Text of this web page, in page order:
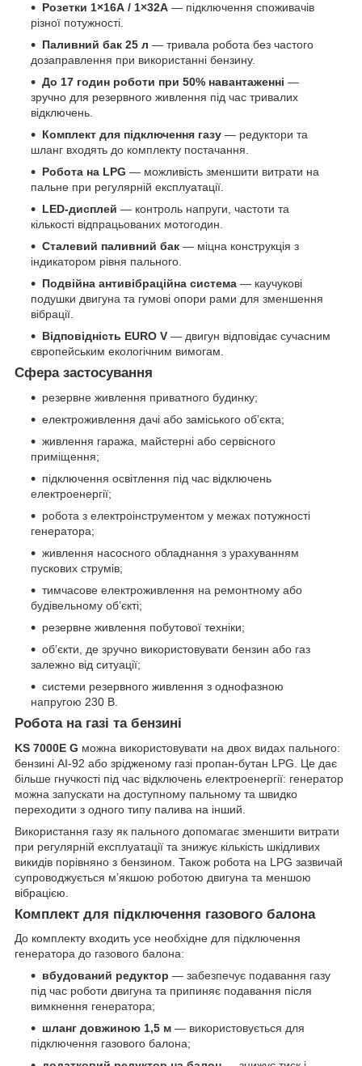
Розетки 1×16А / 1×32А — підключення споживачів
різної потужності.
Паливний бак 25 л — тривала робота без частого
дозаправлення при використанні бензину.
До 17 годин роботи при 50% навантаженні —
зручно для резервного живлення під час тривалих
відключень.
Комплект для підключення газу — редуктори та
шланг входять до комплекту постачання.
Робота на LPG — можливість зменшити витрати на
пальне при регулярній експлуатації.
LED-дисплей — контроль напруги, частоти та
кількості відпрацьованих мотогодин.
Сталевий паливний бак — міцна конструкція з
індикатором рівня пального.
Подвійна антивібраційна система — каучукові
подушки двигуна та гумові опори рами для зменшення
вібрації.
Відповідність EURO V — двигун відповідає сучасним
європейським екологічним вимогам.
Сфера застосування
резервне живлення приватного будинку;
електроживлення дачі або заміського об’єкта;
живлення гаража, майстерні або сервісного
приміщення;
підключення освітлення під час відключень
електроенергії;
робота з електроінструментом у межах потужності
генератора;
живлення насосного обладнання з урахуванням
пускових струмів;
тимчасове електроживлення на ремонтному або
будівельному об’єкті;
резервне живлення побутової техніки;
об’єкти, де зручно використовувати бензин або газ
залежно від ситуації;
системи резервного живлення з однофазною
напругою 230 В.
Робота на газі та бензині
KS 7000E G можна використовувати на двох видах пального:
бензині АІ-92 або зрідженому газі пропан-бутан LPG. Це дає
більше гнучкості під час відключень електроенергії: генератор
можна запускати на доступному пальному та швидко
переходити з одного типу палива на інший.
Використання газу як пального допомагає зменшити витрати
при регулярній експлуатації та знижує кількість шкідливих
викидів порівняно з бензином. Також робота на LPG зазвичай
супроводжується м’якшою роботою двигуна та меншою
вібрацією.
Комплект для підключення газового балона
До комплекту входить усе необхідне для підключення
генератора до газового балона:
вбудований редуктор — забезпечує подавання газу
під час роботи двигуна та припиняє подавання після
вимкнення генератора;
шланг довжиною 1,5 м — використовується для
підключення газового балона;